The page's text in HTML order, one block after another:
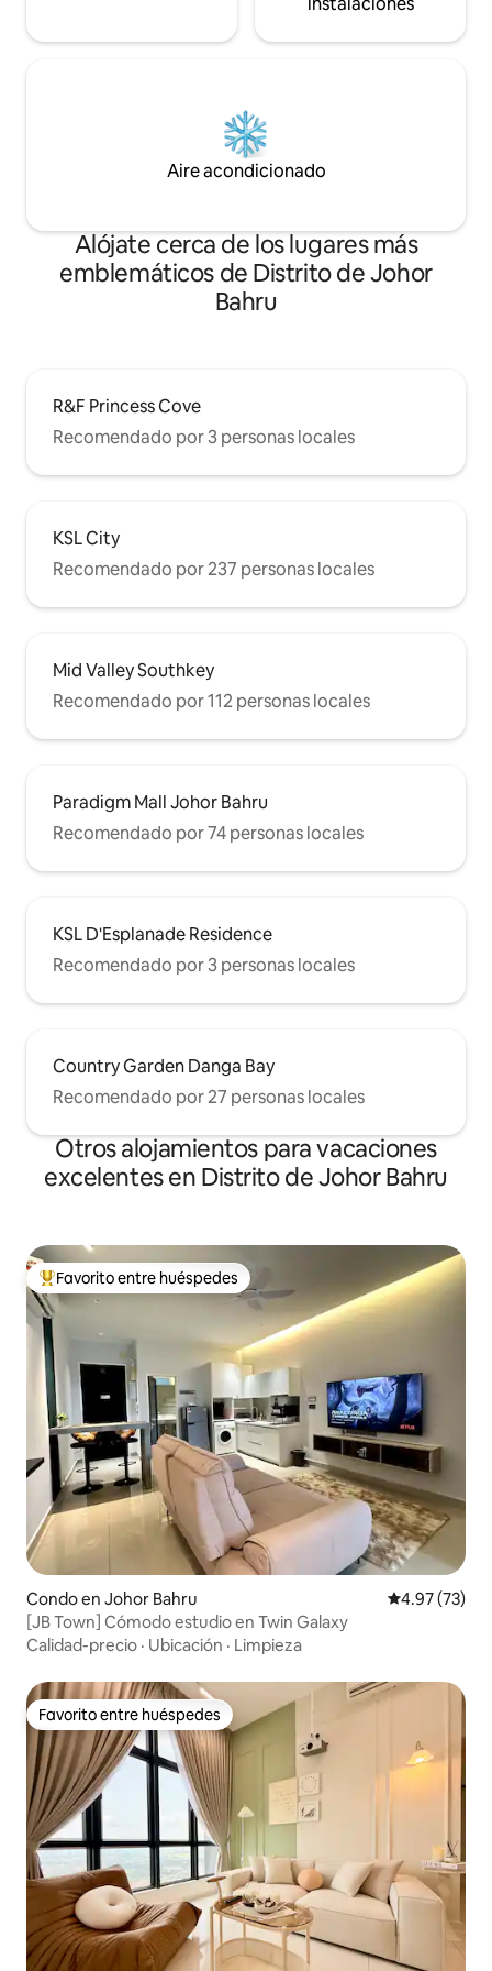
hace que tus viajes sean aún más fáciles
y prácticos.A 5 minutos de Jomtien, a
muy en serio la experiencia de cada
huésped. Si necesitas algo, no dudes en
ponerte en contacto con nosotros y
haremos todo lo posible por ayudarte.
Aire acondicionado
Alójate cerca de los lugares más
emblemáticos de Distrito de Johor
Bahru
R&F Princess Cove
Recomendado por 3 personas locales
KSL City
Recomendado por 237 personas locales
Mid Valley Southkey
Recomendado por 112 personas locales
Paradigm Mall Johor Bahru
Recomendado por 74 personas locales
KSL D'Esplanade Residence
Recomendado por 3 personas locales
Country Garden Danga Bay
Recomendado por 27 personas locales
Otros alojamientos para vacaciones
excelentes en Distrito de Johor Bahru
Favorito entre huéspedes preferido
Favorito entre huéspedes
Condo en Johor Bahru Calificación
4.97 (73)
[JB Town] Cómodo estudio en Twin Galaxy
Calidad-precio · Ubicación · Limpieza
Favorito entre huéspedes
Favorito entre huéspedes